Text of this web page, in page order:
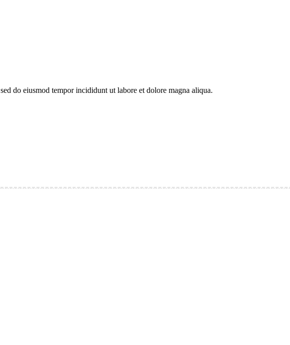
do eiusmod tempor incididunt ut labore et dolore magna aliqua.